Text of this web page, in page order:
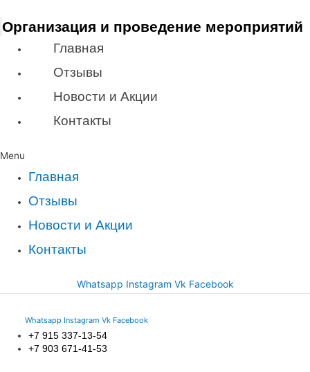
Организация и проведение мероприятий
Главная
Отзывы
Новости и Акции
Контакты
Menu
Главная
Отзывы
Новости и Акции
Контакты
Whatsapp Instagram Vk Facebook
Whatsapp Instagram Vk Facebook
+7 915 337-13-54
+7 903 671-41-53